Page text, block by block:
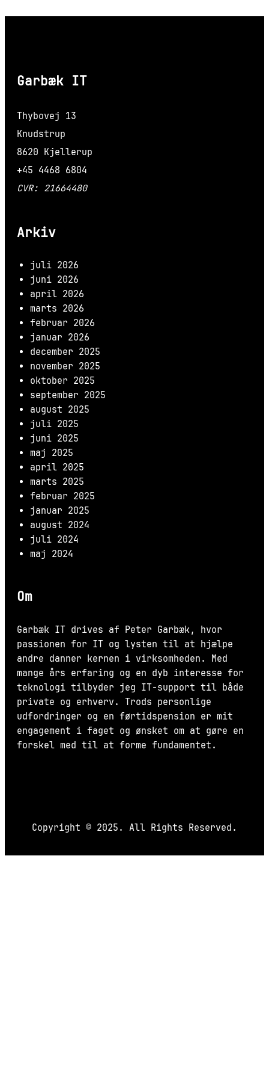
Garbæk IT
Thybovej 13
Knudstrup
8620 Kjellerup
+45 4468 6804
CVR: 21664480
Arkiv
juli 2026
juni 2026
april 2026
marts 2026
februar 2026
januar 2026
december 2025
november 2025
oktober 2025
september 2025
august 2025
juli 2025
juni 2025
maj 2025
april 2025
marts 2025
februar 2025
januar 2025
august 2024
juli 2024
maj 2024
Om
Garbæk IT drives af Peter Garbæk, hvor
passionen for IT og lysten til at hjælpe
andre danner kernen i virksomheden. Med
mange års erfaring og en dyb interesse for
teknologi tilbyder jeg IT-support til både
private og erhverv. Trods personlige
udfordringer og en førtidspension er mit
engagement i faget og ønsket om at gøre en
forskel med til at forme fundamentet.
Copyright © 2025. All Rights Reserved.